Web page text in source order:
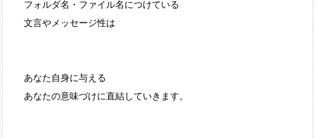
フォルダ名・ファイル名につけている
文言やメッセージ性は
あなた自身に与える
あなたの意味づけに直結していきます。